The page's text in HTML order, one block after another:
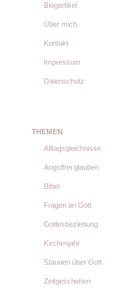
Blogartikel
Über mich
Kontakt
Impressum
Datenschutz
THEMEN
Alltagsgleichnisse
Angstfrei glauben
Bibel
Fragen an Gott
Gottesbeziehung
Kirchenjahr
Staunen über Gott
Zeitgeschehen